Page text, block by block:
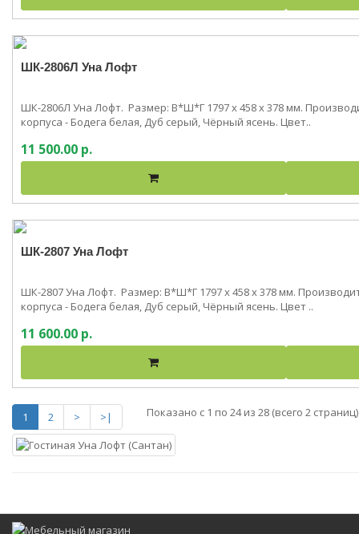
ШК-2806Л Уна Лофт
ШК-2806Л Уна Лофт. Размер: В*Ш*Г 1797 x 458 x 378 мм.
корпуса - Бодега белая, Дуб серый, Чёрный ясень. Цвет..
11 500.00 р.
ШК-2807 Уна Лофт
ШК-2807 Уна Лофт. Размер: В*Ш*Г 1797 x 458 x 378 мм.
корпуса - Бодега белая, Дуб серый, Чёрный ясень. Цвет ..
11 600.00 р.
1 2 > >| Показано с 1 по 24 из 28 (всего 2 страниц)